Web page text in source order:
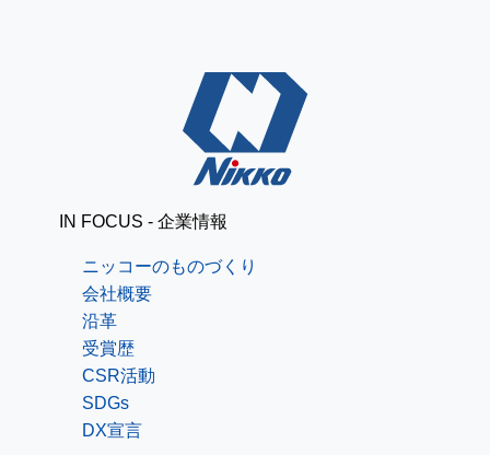
IN FOCUS - 企業情報
ニッコーのものづくり
会社概要
沿革
受賞歴
CSR活動
SDGs
DX宣言